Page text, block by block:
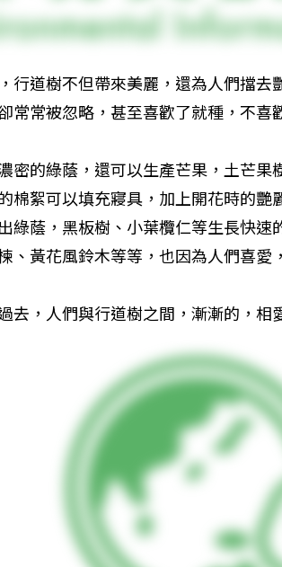
行道樹不但帶來美麗，還為人們擋
常常被忽略，甚至喜歡了就種，不喜
密的綠蔭，還可以生產芒果，土芒果
棉絮可以填充寢具，加上開花時的艷
綠蔭，黑板樹、小葉欖仁等生長快
、黃花風鈴木等等，也因為人們喜愛
去，人們與行道樹之間，漸漸的，